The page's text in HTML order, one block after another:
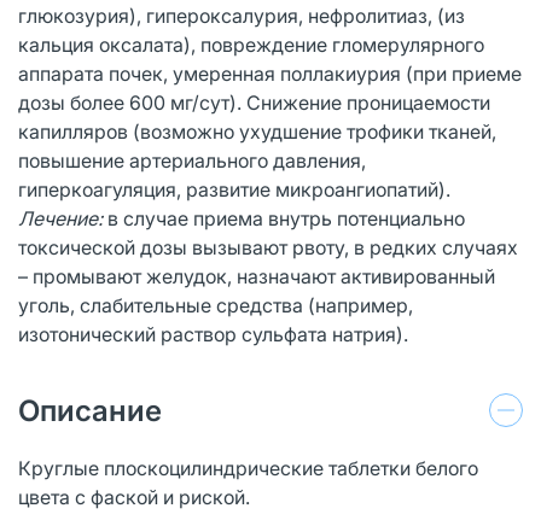
глюкозурия), гипероксалурия, нефролитиаз, (из
кальция оксалата), повреждение гломерулярного
аппарата почек, умеренная поллакиурия (при приеме
дозы более 600 мг/сут). Снижение проницаемости
капилляров (возможно ухудшение трофики тканей,
повышение артериального давления,
гиперкоагуляция, развитие микроангиопатий).
Лечение: в случае приема внутрь потенциально
токсической дозы вызывают рвоту, в редких случаях
– промывают желудок, назначают активированный
уголь, слабительные средства (например,
изотонический раствор сульфата натрия).
Описание
Круглые плоскоцилиндрические таблетки белого
цвета с фаской и риской.